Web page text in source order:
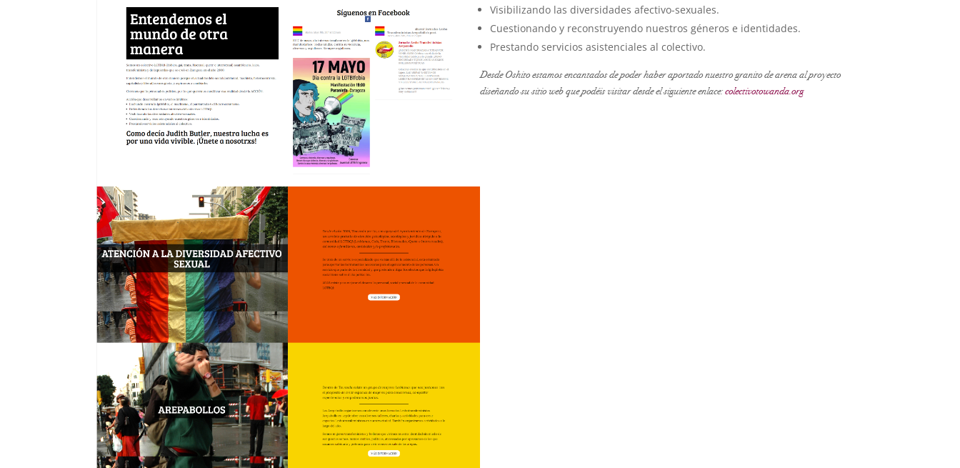
Visibilizando las diversidades afectivo-sexuales.
Cuestionando y reconstruyendo nuestros géneros e identidades.
Prestando servicios asistenciales al colectivo.
Desde Oshito estamos encantados de poder haber aportado nuestro granito de arena al proyecto
diseñando su sitio web que podéis visitar desde el siguiente enlace:colectivotowanda.org